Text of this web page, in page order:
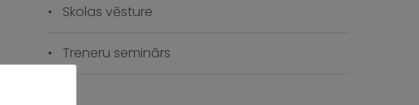
Skolas vēsture
Treneru seminārs